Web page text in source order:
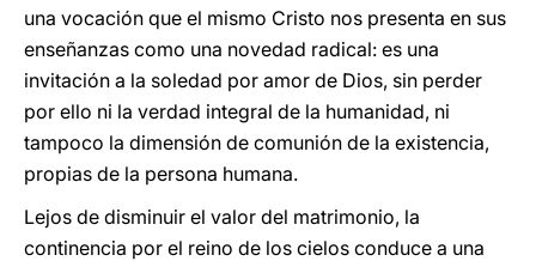
una vocación que el mismo Cristo nos presenta en sus
enseñanzas como una novedad radical: es una
invitación a la soledad por amor de Dios, sin perder
por ello ni la verdad integral de la humanidad, ni
tampoco la dimensión de comunión de la existencia,
propias de la persona humana.
Lejos de disminuir el valor del matrimonio, la
continencia por el reino de los cielos conduce a una